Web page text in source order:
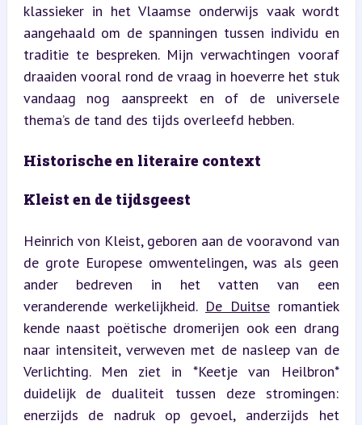
klassieker in het Vlaamse onderwijs vaak wordt
aangehaald om de spanningen tussen individu en
traditie te bespreken. Mijn verwachtingen vooraf
draaiden vooral rond de vraag in hoeverre het stuk
vandaag nog aanspreekt en of de universele
thema’s de tand des tijds overleefd hebben.
Historische en literaire context
Kleist en de tijdsgeest
Heinrich von Kleist, geboren aan de vooravond van
de grote Europese omwentelingen, was als geen
ander bedreven in het vatten van een
veranderende werkelijkheid. De Duitse romantiek
kende naast poëtische dromerijen ook een drang
naar intensiteit, verweven met de nasleep van de
Verlichting. Men ziet in *Keetje van Heilbron*
duidelijk de dualiteit tussen deze stromingen:
enerzijds de nadruk op gevoel, anderzijds het